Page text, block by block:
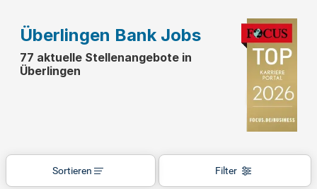
Überlingen Bank Jobs
77 aktuelle Stellenangebote in
Überlingen
Filter
Sortieren